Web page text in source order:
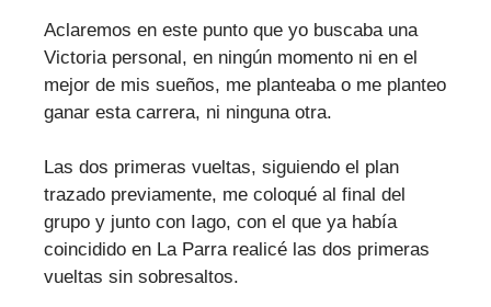
Aclaremos en este punto que yo buscaba una
Victoria personal, en ningún momento ni en el
mejor de mis sueños, me planteaba o me planteo
ganar esta carrera, ni ninguna otra.
Las dos primeras vueltas, siguiendo el plan
trazado previamente, me coloqué al final del
grupo y junto con Iago, con el que ya había
coincidido en La Parra realicé las dos primeras
vueltas sin sobresaltos.